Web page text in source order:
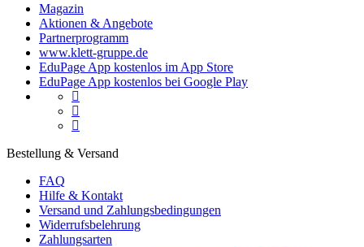
Magazin
Aktionen & Angebote
Partnerprogramm
www.klett-gruppe.de
EduPage App kostenlos im App Store
EduPage App kostenlos bei Google Play



Bestellung & Versand
FAQ
Hilfe & Kontakt
Versand und Zahlungsbedingungen
Widerrufsbelehrung
Zahlungsarten